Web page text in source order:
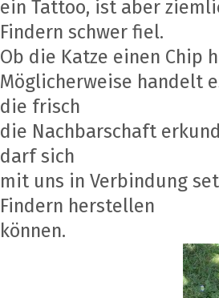
ein Tattoo, ist aber
Findern schwer fiel.
Ob die Katze einen Chip
Möglicherweise handelt
die frisch
die Nachbarschaft
darf sich
mit uns in Verbindung
Findern herstellen
können.